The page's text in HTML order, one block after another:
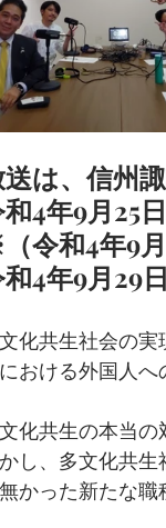
送は、信州
4年9月25
令和4年9
4年9月29
化共生社会の
おける外国人へ
化共生の本当の
し、多文化共
かった新たな職